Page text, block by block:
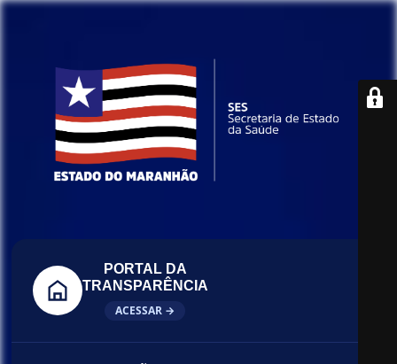
PORTAL DA
TRANSPARÊNCIA
ACESSAR →